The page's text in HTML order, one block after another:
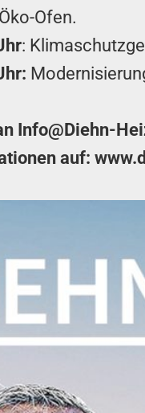
Ofen.
:
Info@Diehn-
auf: